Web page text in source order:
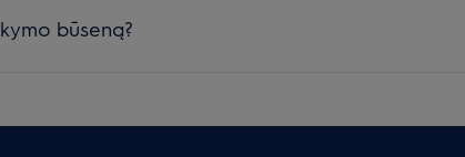
būseną?